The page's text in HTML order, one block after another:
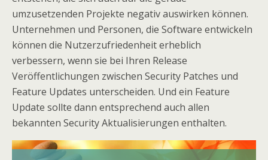
umzusetzenden Projekte negativ auswirken können.
Unternehmen und Personen, die Software entwickeln
können die Nutzerzufriedenheit erheblich
verbessern, wenn sie bei Ihren Release
Veröffentlichungen zwischen Security Patches und
Feature Updates unterscheiden. Und ein Feature
Update sollte dann entsprechend auch allen
bekannten Security Aktualisierungen enthalten.